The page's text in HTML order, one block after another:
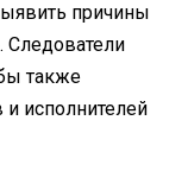
причины
Следователи
также
и исполнителей